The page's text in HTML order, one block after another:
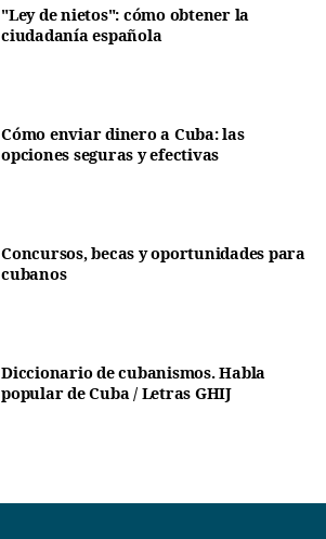
"Ley de nietos": cómo obtener la
ciudadanía española
Cómo enviar dinero a Cuba: las
opciones seguras y efectivas
Concursos, becas y oportunidades para
cubanos
Diccionario de cubanismos. Habla
popular de Cuba / Letras GHIJ